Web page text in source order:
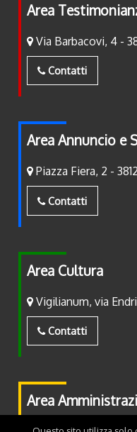
Area
Via Barbacovi, 4 -
Contatti
Area Annuncio e
Piazza Fiera, 2 -
Contatti
Area Cultura
Vigilianum, via
Contatti
Area